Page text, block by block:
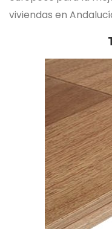
viviendas en